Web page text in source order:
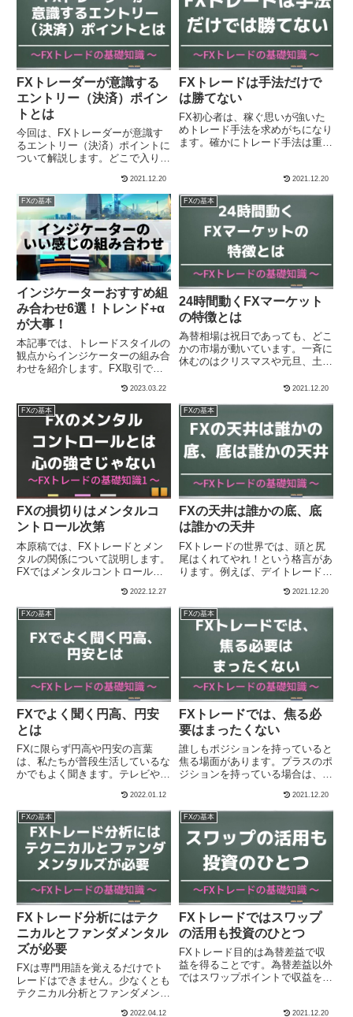
FXトレーダーが意識する
エントリー（決済）ポイン
トとは
今回は、FXトレーダーが意識す
るエントリー（決済）ポイントに
ついて解説します。どこで入り、
2021.12.20
FXトレードは手法だけで
は勝てない
FX初心者は、稼ぐ思いが強いた
めトレード手法を求めがちになり
ます。確かにトレード手法は重要
つもあります。今回は、手法以外
に重要なことについて述べます。
2021.12.20
FXの基本
インジケーターおすすめ組
み合わせ6選！トレンド+α
が大事！
本記事では、トレードスタイルの
観点からインジケーターの組み合
わせを紹介します。FX取引で使
けで取引を行うのは難しい場合が
あります。状況に応じて複数の組
み合わせを考えることも重要で
2023.03.22
FXの基本
24時間動くFXマーケット
の特徴とは
為替相場は祝日であっても、どこ
かの市場が動いています。一斉に
休むのはクリスマスや元旦、土日
ています。月曜日の朝に始まり、
な流れとします。各国で異なる
FX相場の特徴について解説しま
す。
2021.12.20
FXの基本
FXの損切りはメンタルコ
ントロール次第
本原稿では、FXトレードとメン
タルの関係について説明します。
FXではメンタルコントロールが
れは裁量トレードでは、常に変化
する波と対峙しなければならない
からです。
2022.12.27
FXの基本
FXの天井は誰かの底、底
は誰かの天井
FXトレードの世界では、頭と尻
尾はくれてやれ！という格言があ
ります。例えば、デイトレードに
ントリーや決済するのは容易では
ありません。動き出してからトレ
ードしても決して遅くありませ
ん。
2021.12.20
FXの基本
FXでよく聞く円高、円安
とは
FXに限らず円高や円安の言葉
は、私たちが普段生活しているな
かでもよく聞きます。テレビやイ
安になっているといわれます。今
回は円高、円安について解説しま
す。
2022.01.12
FXの基本
FXトレードでは、焦る必
要はまったくない
誰しもポジションを持っていると
焦る場面があります。プラスのポ
ジションを持っている場合は、早
し、損失を出しているポジション
なら、どこまで耐えられるか？
と考えたりします。fxでは実はあ
せる必要はないのです。
2021.12.20
FXの基本
FXトレード分析にはテク
ニカルとファンダメンタル
ズが必要
FXは専門用語を覚えるだけでト
レードはできません。少なくとも
テクニカル分析とファンダメンタ
2022.04.12
FXの基本
FXトレードではスワップ
の活用も投資のひとつ
FXトレード目的は為替差益で収
益を得ることです。為替差益以外
ではスワップポイントで収益をあ
2021.12.20